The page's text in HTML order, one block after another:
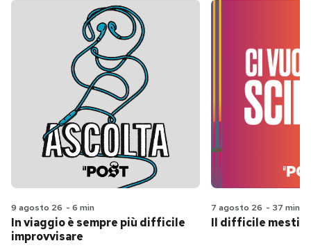
9 agosto 26 - 6 min
In viaggio è sempre più difficile
improvvisare
7 agosto 26 - 37 min
Il difficile